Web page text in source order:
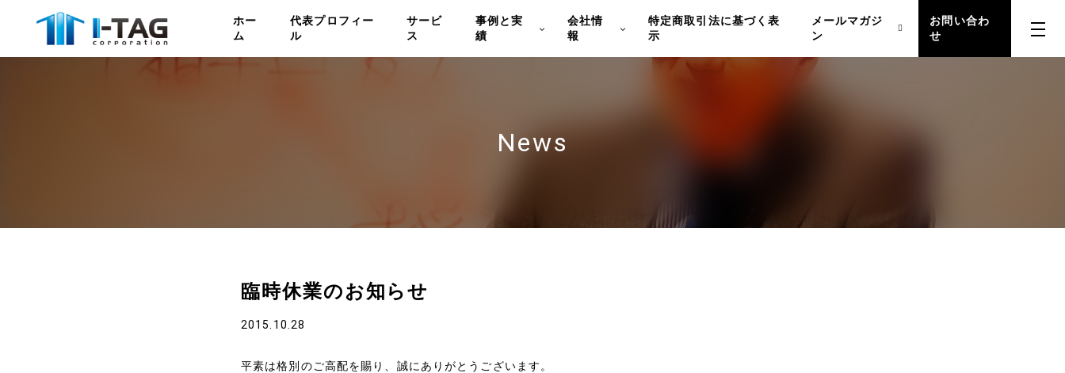
ホー
ム
代表プロフィー
ル
サービ
ス
事例と実
績
会社情
報
特定商取引法に基づく表
示
メールマガジ
ン
お問い合わ
せ
News
臨時休業のお知らせ
2015.10.28
平素は格別のご高配を賜り、誠にありがとうございます。